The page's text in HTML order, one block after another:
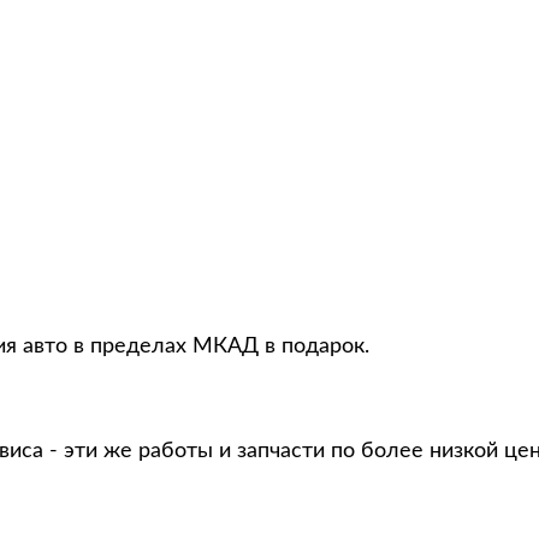
авто в пределах МКАД в подарок.
- эти же работы и запчасти по более низкой